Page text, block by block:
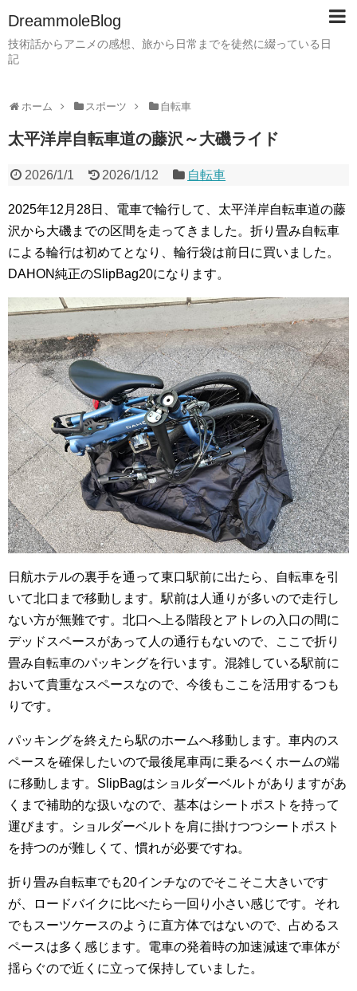
DreammoleBlog
技術話からアニメの感想、旅から日常までを徒然に綴っている日
記
ホーム スポーツ 自転車
太平洋岸自転車道の藤沢～大磯ライド
2026/1/1 2026/1/12 自転車
2025年12月28日、電車で輪行して、太平洋岸自転車道の藤
沢から大磯までの区間を走ってきました。折り畳み自転車
による輪行は初めてとなり、輪行袋は前日に買いました。
DAHON純正のSlipBag20になります。
日航ホテルの裏手を通って東口駅前に出たら、自転車を引
いて北口まで移動します。駅前は人通りが多いので走行し
ない方が無難です。北口へ上る階段とアトレの入口の間に
デッドスペースがあって人の通行もないので、ここで折り
畳み自転車のパッキングを行います。混雑している駅前に
おいて貴重なスペースなので、今後もここを活用するつも
りです。
パッキングを終えたら駅のホームへ移動します。車内のス
ペースを確保したいので最後尾車両に乗るべくホームの端
に移動します。SlipBagはショルダーベルトがありますがあ
くまで補助的な扱いなので、基本はシートポストを持って
運びます。ショルダーベルトを肩に掛けつつシートポスト
を持つのが難しくて、慣れが必要ですね。
折り畳み自転車でも20インチなのでそこそこ大きいです
が、ロードバイクに比べたら一回り小さい感じです。それ
でもスーツケースのように直方体ではないので、占めるス
ペースは多く感じます。電車の発着時の加速減速で車体が
揺らぐので近くに立って保持していました。